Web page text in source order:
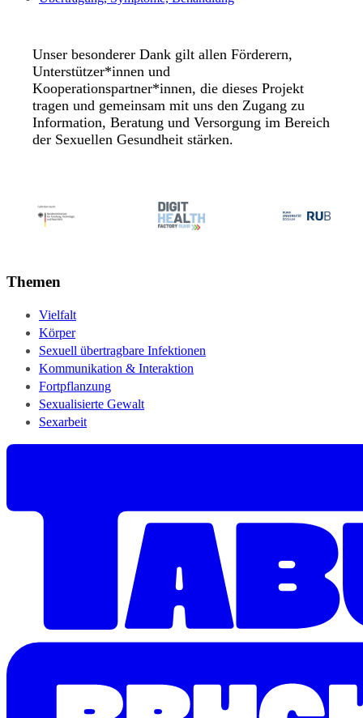
Unser besonderer Dank gilt allen Förderern,
Unterstützer*innen und
Kooperationspartner*innen, die dieses Projekt
tragen und gemeinsam mit uns den Zugang zu
Information, Beratung und Versorgung im Bereich
der Sexuellen Gesundheit stärken.
Themen
Vielfalt
Körper
Sexuell übertragbare Infektionen
Kommunikation & Interaktion
Fortpflanzung
Sexualisierte Gewalt
Sexarbeit